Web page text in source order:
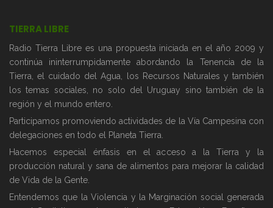
TIERRA LIBRE
Radio Tierra Libre es una propuesta iniciada en el año 2009 y
continúa ininterrumpidamente abordando la Tenencia de la
Tierra, el cuidado del Agua, los Recursos Naturales y también
los temas sociales, no solo del Uruguay sino también de la
región y el mundo entero.
Participamos promoviendo actividades de la Vía Campesina con
delegaciones en todo el Planeta Tierra.
Hacemos especial énfasis en el acceso a la Tierra y la
producción natural y sana de alimentos para mejorar la calidad
de Vida de la Gente.
Entendemos que la Violencia y la Marginación social generada